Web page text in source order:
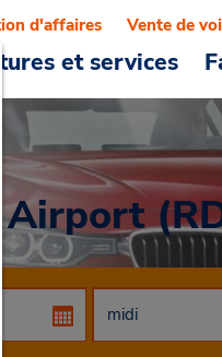
et services
d'affaires Vente de